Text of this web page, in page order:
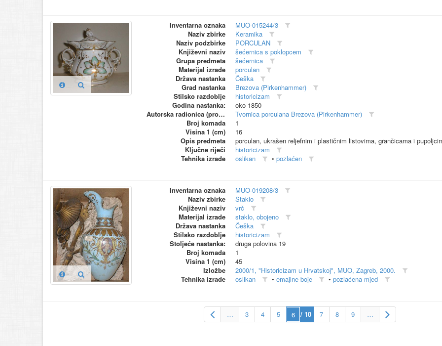
Inventarna oznaka
MUO-015244/3
Naziv zbirke
Keramika
Naziv podzbirke
PORCULAN
Književni naziv
šećernica s poklopcem
Grupa predmeta
šećernica
Materijal izrade
porculan
Država nastanka
Češka
Grad nastanka
Brezova (Pirkenhammer)
Stilsko razdoblje
historicizam
Godina nastanka:
oko 1850
Autorska radionica (proizvođač)
Tvornica porculana Brezova (Pirkenhammer)
Broj komada
1
Visina 1 (cm)
16
Opis predmeta
porculan, ukrašen reljefnim i plastičnim listovima, grančicama i
Ključne riječi
historicizam
Tehnika izrade
oslikan • pozlaćen
Inventarna oznaka
MUO-019208/3
Naziv zbirke
Staklo
Književni naziv
vrč
Materijal izrade
staklo, obojeno
Država nastanka
Češka
Stilsko razdoblje
historicizam
Stoljeće nastanka:
druga polovina 19
Broj komada
1
Visina 1 (cm)
45
Izložbe
2000/1, "Historicizam u Hrvatskoj", MUO, Zagreb, 2000.
Tehnika izrade
oslikan • emajlne boje • pozlaćena mjed
… 3 4 5 / 10 7 8 9 …